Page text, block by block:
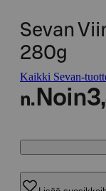
Sevan
280g
Kaikki Sevan-
n. Noin